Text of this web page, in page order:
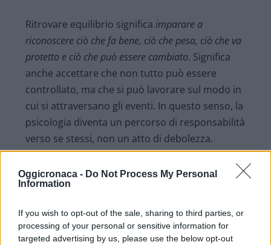
Oggicronaca - Do Not Process My Personal
Information
If you wish to opt-out of the sale, sharing to third parties, or
processing of your personal or sensitive information for
targeted advertising by us, please use the below opt-out
Ritrovare equilibrio significaimparare a
riconoscere ciò che fa bene, ciò che pesa, ciò che va
protetto e ciò che può essere cambiato. Significa
anche accettare che non tutto può essere
controllato, ma che si può lavorare sul modo in
cui si attraversano gli eventi. In questo senso, la
psicologia diventa un percorso di responsabilità
verso se stessi, non un atto di debolezza.